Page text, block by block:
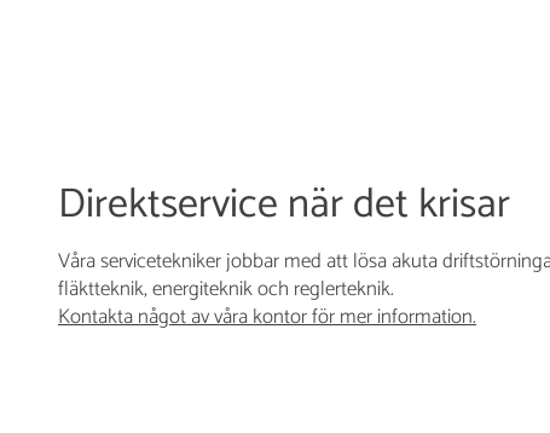
Direktservice när det krisar
Våra servicetekniker jobbar med att lösa akuta
fläktteknik, energiteknik och reglerteknik.
Kontakta något av våra kontor för mer information.